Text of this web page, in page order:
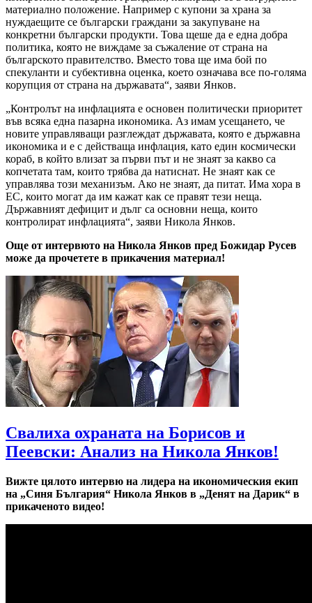
материално положение. Например с купони за храна за
нуждаещите се български граждани за закупуване на
конкретни български продукти. Това щеше да е една добра
политика, която не виждаме за съжаление от страна на
българското правителство. Вместо това ще има бой по
спекуланти и субективна оценка, което означава все по-голяма
корупция от страна на държавата“, заяви Янков.
„Контролът на инфлацията е основен политически приоритет
във всяка една пазарна икономика. Аз имам усещането, че
новите управляващи разглеждат държавата, която е държавна
икономика и е с действаща инфлация, като един космически
кораб, в който влизат за първи път и не знаят за какво са
копчетата там, които трябва да натиснат. Не знаят как се
управлява този механизъм. Ако не знаят, да питат. Има хора в
ЕС, които могат да им кажат как се правят тези неща.
Държавният дефицит и дълг са основни неща, които
контролират инфлацията“, заяви Никола Янков.
Още от интервюто на Никола Янков пред Божидар Русев
може да прочетете в прикачения материал!
Свалиха охраната на Борисов и
Пеевски: Анализ на Никола Янков!
Вижте цялото интервю на лидера на икономическия екип
на „Синя България“ Никола Янков в „Денят на Дарик“ в
прикаченото видео!